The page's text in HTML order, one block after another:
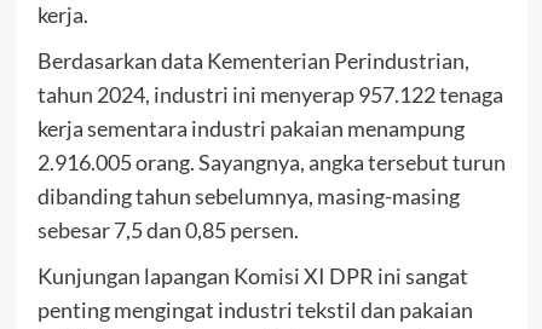
kerja.
Berdasarkan data Kementerian Perindustrian,
tahun 2024, industri ini menyerap 957.122 tenaga
kerja sementara industri pakaian menampung
2.916.005 orang. Sayangnya, angka tersebut turun
dibanding tahun sebelumnya, masing-masing
sebesar 7,5 dan 0,85 persen.
Kunjungan lapangan Komisi XI DPR ini sangat
penting mengingat industri tekstil dan pakaian